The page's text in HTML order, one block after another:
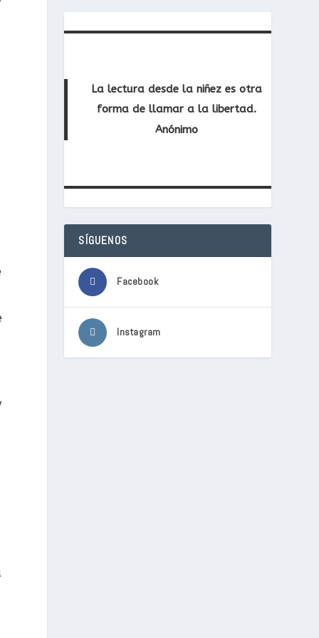
La lectura desde la niñez es otra
forma de llamar a la libertad.
Anónimo
SÍGUENOS
Facebook
Instagram